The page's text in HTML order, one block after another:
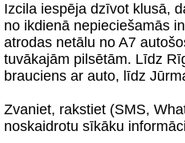
Izcila iespēja dzīvot klusā,
no ikdienā nepieciešamās
atrodas netālu no A7
tuvākajām pilsētām. Līdz
brauciens ar auto, līdz
Zvaniet, rakstiet (SMS,
noskaidrotu sīkāku